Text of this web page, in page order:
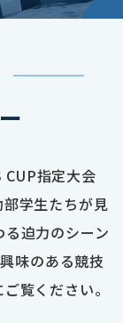
指定大会
学生たちが見
迫力のシーン
味のある競技
覧ください。